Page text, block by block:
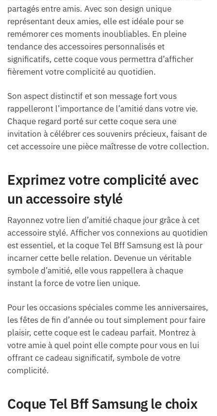
partagés entre amis. Avec son design unique
représentant deux amies, elle est idéale pour se
remémorer ces moments inoubliables. En pleine
tendance des accessoires personnalisés et
significatifs, cette coque vous permettra d’afficher
fièrement votre complicité au quotidien.
Son aspect distinctif et son message fort vous
rappelleront l’importance de l’amitié dans votre vie.
Chaque regard porté sur cette coque sera une
invitation à célébrer ces souvenirs précieux, faisant de
cet accessoire une pièce maîtresse de votre collection.
Exprimez votre complicité avec
un accessoire stylé
Rayonnez votre lien d’amitié chaque jour grâce à cet
accessoire stylé. Afficher vos connexions au quotidien
est essentiel, et la coque Tel Bff Samsung est là pour
incarner cette belle relation. Devenue un véritable
symbole d’amitié, elle vous rappellera à chaque
instant la force de votre lien unique.
Pour les occasions spéciales comme les anniversaires,
les fêtes de fin d’année ou tout simplement pour faire
plaisir, cette coque est le cadeau parfait. Montrez à
votre amie à quel point elle compte pour vous en lui
offrant ce cadeau significatif, symbole de votre
complicité.
Coque Tel Bff Samsung le choix